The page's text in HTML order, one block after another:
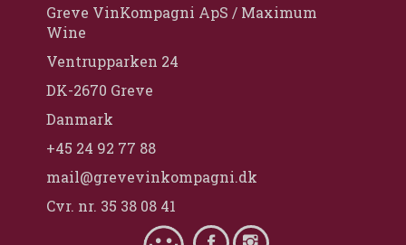
Greve VinKompagni ApS / Maximum
Wine
Ventrupparken 24
DK-2670 Greve
Danmark
+45 24 92 77 88
mail@grevevinkompagni.dk
Cvr. nr. 35 38 08 41